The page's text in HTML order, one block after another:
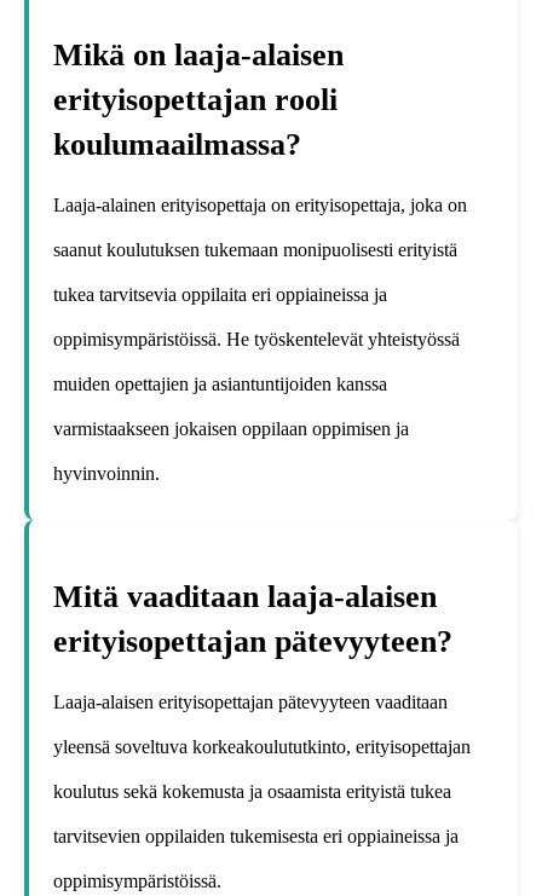
Mikä on laaja-alaisen
erityisopettajan rooli
koulumaailmassa?
Laaja-alainen erityisopettaja on erityisopettaja, joka on
saanut koulutuksen tukemaan monipuolisesti erityistä
tukea tarvitsevia oppilaita eri oppiaineissa ja
oppimisympäristöissä. He työskentelevät yhteistyössä
muiden opettajien ja asiantuntijoiden kanssa
varmistaakseen jokaisen oppilaan oppimisen ja
hyvinvoinnin.
Mitä vaaditaan laaja-alaisen
erityisopettajan pätevyyteen?
Laaja-alaisen erityisopettajan pätevyyteen vaaditaan
yleensä soveltuva korkeakoulututkinto, erityisopettajan
koulutus sekä kokemusta ja osaamista erityistä tukea
tarvitsevien oppilaiden tukemisesta eri oppiaineissa ja
oppimisympäristöissä.